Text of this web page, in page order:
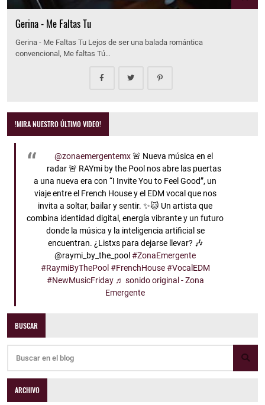
Gerina - Me Faltas Tu
Gerina - Me Faltas Tu Lejos de ser una balada romántica
convencional, Me faltas Tú…
!MIRA NUESTRO ÚLTIMO VIDEO!
@zonaemergentemx🚨 Nueva música en el
radar 🚨 RAYmi by the Pool nos abre las puertas
a una nueva era con “I Invite You to Feel Good”, un
viaje entre el French House y el EDM vocal que nos
invita a soltar, bailar y sentir. ✨🐱 Un artista que
combina identidad digital, energía vibrante y un futuro
donde la música y la inteligencia artificial se
encuentran. ¿Listxs para dejarse llevar? 🎶
@raymi_by_the_pool#ZonaEmergente
#RaymiByThePool #FrenchHouse #VocalEDM
#NewMusicFriday ♬ sonido original - Zona
Emergente
BUSCAR
ARCHIVO